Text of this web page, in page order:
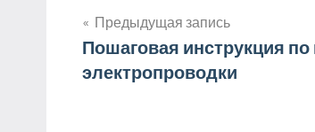
Навигация
по
Предыдущая запись
Пошаговая инструкция
электропроводки